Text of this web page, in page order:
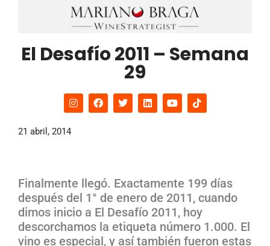
El Desafío 2011 – Semana
29
21 abril, 2014
Finalmente llegó. Exactamente 199 días
después del 1° de enero de 2011, cuando
dimos inicio a El Desafío 2011, hoy
descorchamos la etiqueta número 1.000. El
vino es especial, y así también fueron estas